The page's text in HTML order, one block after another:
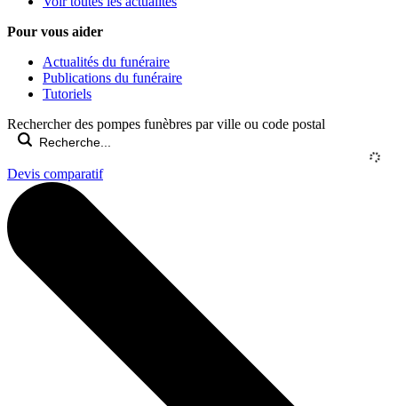
Pour vous aider
Actualités du funéraire
Publications du funéraire
Tutoriels
Rechercher des pompes funèbres par ville ou code postal
Devis comparatif